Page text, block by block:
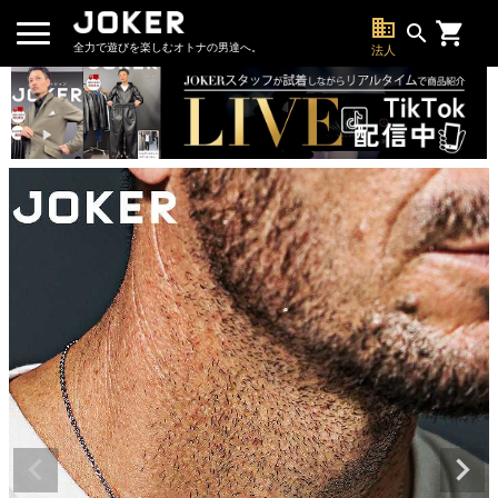
全力で遊びを楽しむオトナの男達へ。
business
法人
search